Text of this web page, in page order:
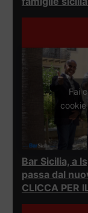
Fai
Bar Sicilia, a
passa dal
CLICCA PER